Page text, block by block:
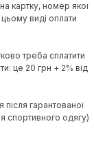
картку, номер якої
виді оплати
треба сплатити
це 20 грн + 2% від
гарантованої
спортивного одягу)